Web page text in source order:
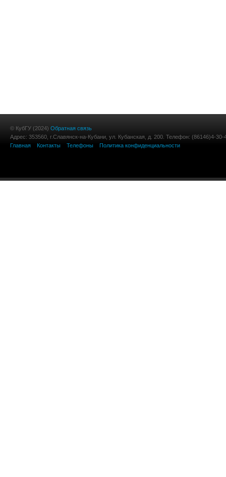
© КубГУ (2024) Обратная связь
Адрес: 353560, г.Славянск-на-Кубани, ул. Кубанская, д. 200. Телефон: (86146)4-30-
Главная
Контакты Телефоны Политика конфиденциальности